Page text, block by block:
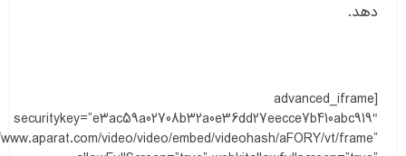
دهد.
[advanced_iframe
securitykey=”e3ac59a02708b32a0e36dd27eecce7b410abc919″
video/video/embed/videohash/aFORY/vt/frame”